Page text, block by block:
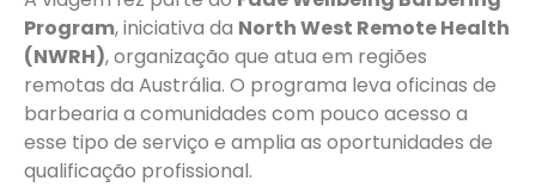
Program, iniciativa da North West Remote Health
(NWRH), organização que atua em regiões
remotas da Austrália. O programa leva oficinas de
barbearia a comunidades com pouco acesso a
esse tipo de serviço e amplia as oportunidades de
qualificação profissional.